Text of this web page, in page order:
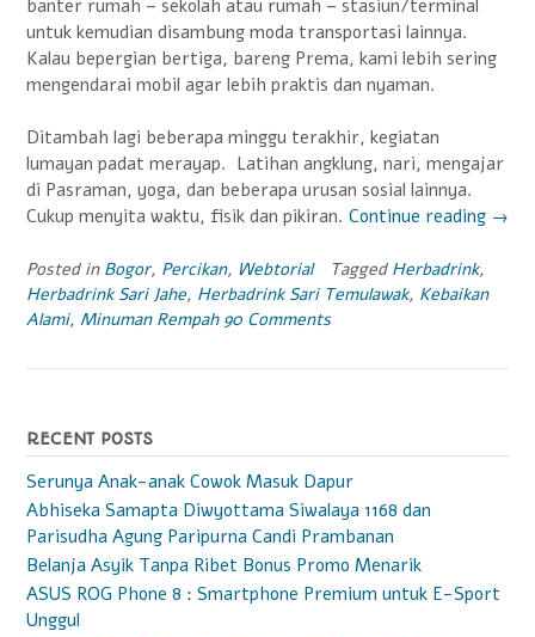
banter rumah – sekolah atau rumah – stasiun/terminal
untuk kemudian disambung moda transportasi lainnya.
Kalau bepergian bertiga, bareng Prema, kami lebih sering
mengendarai mobil agar lebih praktis dan nyaman.
Ditambah lagi beberapa minggu terakhir, kegiatan
lumayan padat merayap. Latihan angklung, nari, mengajar
di Pasraman, yoga, dan beberapa urusan sosial lainnya.
Cukup menyita waktu, fisik dan pikiran. Continue reading “Jaga
→
Posted in Bogor, Percikan, Webtorial Tagged Herbadrink,
Herbadrink Sari Jahe, Herbadrink Sari Temulawak, Kebaikan
Alami, Minuman Rempah 90 Comments
RECENT POSTS
Serunya Anak-anak Cowok Masuk Dapur
Abhiseka Samapta Diwyottama Siwalaya 1168 dan
Parisudha Agung Paripurna Candi Prambanan
Belanja Asyik Tanpa Ribet Bonus Promo Menarik
ASUS ROG Phone 8 : Smartphone Premium untuk E-Sport
Unggul